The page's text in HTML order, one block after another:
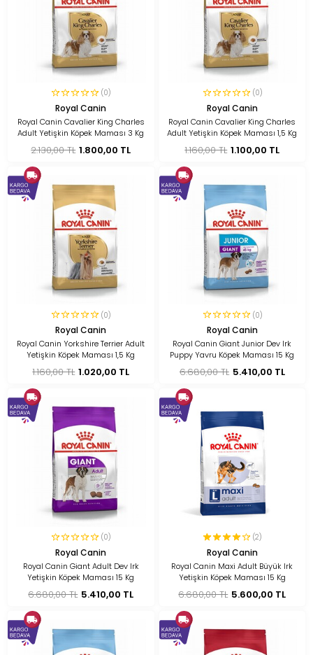
(0)
Royal Canin
Royal Canin Cavalier King Charles
Adult Yetişkin Köpek Maması 3 Kg
2.130,00 TL 1.800,00 TL
(0)
Royal Canin
Royal Canin Cavalier King Charles
Adult Yetişkin Köpek Maması 1,5 Kg
1.160,00 TL 1.100,00 TL
(0)
Royal Canin
Royal Canin Yorkshire Terrier Adult
Yetişkin Köpek Maması 1,5 Kg
1.160,00 TL 1.020,00 TL
(0)
Royal Canin
Royal Canin Giant Junior Dev Irk
Puppy Yavru Köpek Maması 15 Kg
6.680,00 TL 5.410,00 TL
(0)
Royal Canin
Royal Canin Giant Adult Dev Irk
Yetişkin Köpek Maması 15 Kg
6.680,00 TL 5.410,00 TL
(2)
Royal Canin
Royal Canin Maxi Adult Büyük Irk
Yetişkin Köpek Maması 15 Kg
6.680,00 TL 5.600,00 TL